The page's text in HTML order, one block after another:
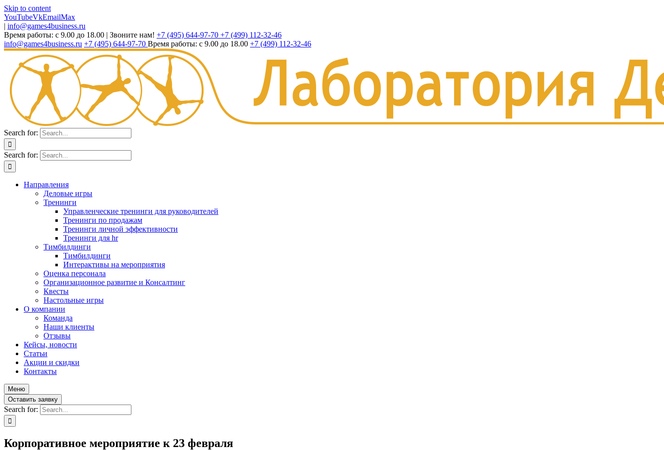
Skip to content
YouTubeVkEmailMax
| info@games4business.ru
Время работы: с 9.00 до 18.00 | Звоните нам! +7 (495) 644-97-70 +7 (499) 112-32-46
info@games4business.ru +7 (495) 644-97-70 Время работы: с 9.00 до 18.00 +7 (499) 112-32-46
Search for:
Search for:
Направления
Деловые игры
Тренинги
Управленческие тренинги для руководителей
Тренинги по продажам
Тренинги личной эффективности
Тренинги для hr
Тимбилдинги
Тимбилдинги
Интерактивы на мероприятия
Оценка персонала
Организационное развитие и Консалтинг
Квесты
Настольные игры
О компании
Команда
Наши клиенты
Отзывы
Кейсы, новости
Статьи
Акции и скидки
Контакты
Меню
Оставить заявку
Search for:
Корпоративное мероприятие к 23 февраля